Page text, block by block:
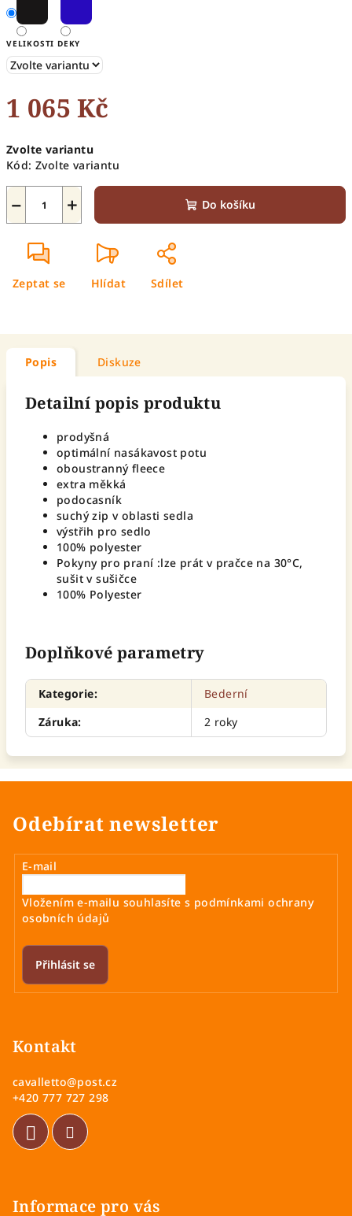
VELIKOSTI DEKY
1 065 Kč
cena:
Zvolte variantu
Kód: Zvolte variantu
+
− Do košíku
Zeptat se Hlídat Sdílet
Popis Diskuze
Detailní popis produktu
prodyšná
optimální nasákavost potu
oboustranný fleece
extra měkká
podocasník
suchý zip v oblasti sedla
výstřih pro sedlo
100% polyester
Pokyny pro praní :lze prát v pračce na 30°C,
sušit v sušičce
100% Polyester
Doplňkové parametry
Kategorie:
Bederní
Záruka: 2 roky
Odebírat newsletter
E-mail
Vložením e-mailu souhlasíte s podmínkami ochrany
osobních údajů
Přihlásit se
Kontakt
cavalletto@post.cz
+420 777 727 298
Informace pro vás